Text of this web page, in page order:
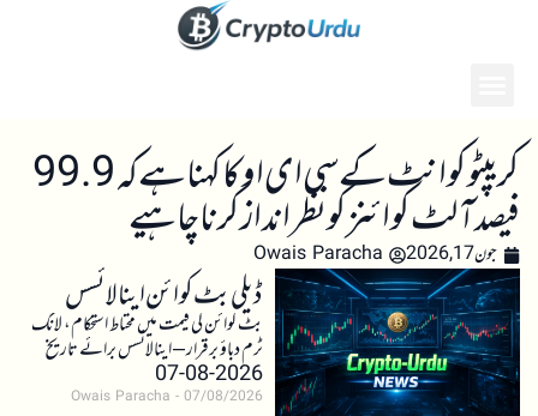
کریپٹو کوانٹ کے سی ای او کا کہنا ہے کہ 99.9
فیصد آلٹ کوائنز کو نظر انداز کرنا چاہیے
جون 17, 2026 Owais Paracha
ڈیلی بٹ کوائن اینالائسس
بٹ کوائن کی قیمت میں محتاط استحکام، لانگ
ٹرم دباؤ برقرار – اینالائسس برائے تاریخ
2026-08-07
Owais Paracha 07/08/2026